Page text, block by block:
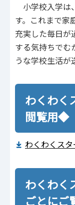
小学校入学は
す。これまで家
充実した毎日が
する気持ちでむ
うな学校生活が
わくわ
閲覧用◆
わくわくスタ
わくわ
ごとに